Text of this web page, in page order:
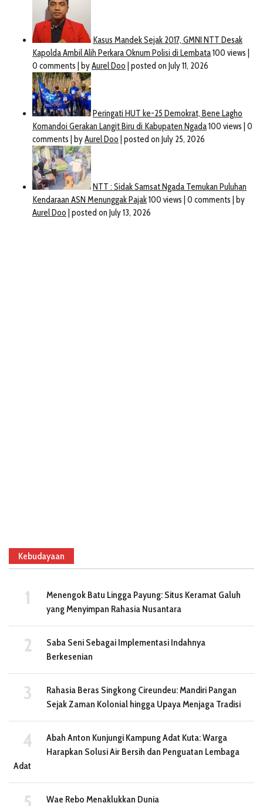
Kebudayaan
Menengok Batu Lingga Payung: Situs Keramat Galuh
yang Menyimpan Rahasia Nusantara
Saba Seni Sebagai Implementasi Indahnya
Berkesenian
Rahasia Beras Singkong Cireundeu: Mandiri Pangan
Sejak Zaman Kolonial hingga Upaya Menjaga Tradisi
Abah Anton Kunjungi Kampung Adat Kuta: Warga
Harapkan Solusi Air Bersih dan Penguatan Lembaga
Adat
Wae Rebo Menaklukkan Dunia